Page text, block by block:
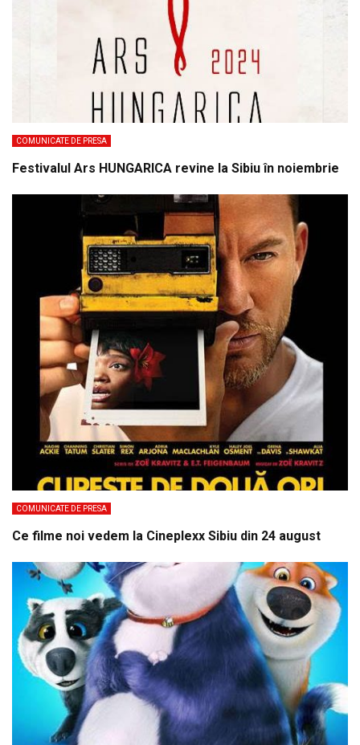
COMUNICATE DE PRESA
Festivalul Ars HUNGARICA revine la Sibiu în noiembrie
COMUNICATE DE PRESA
Ce filme noi vedem la Cineplexx Sibiu din 24 august